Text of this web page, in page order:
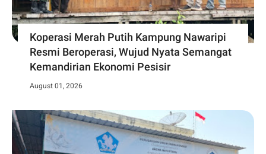
Koperasi Merah Putih Kampung Nawaripi
Resmi Beroperasi, Wujud Nyata Semangat
Kemandirian Ekonomi Pesisir
August 01, 2026